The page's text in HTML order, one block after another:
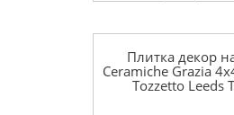
Плитка декор
Ceramiche Grazia
Tozzetto Leeds